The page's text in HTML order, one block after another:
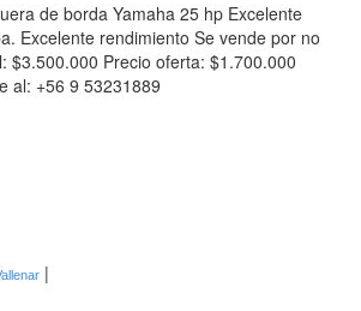
de borda Yamaha 25 hp Excelente
Excelente rendimiento Se vende por no
$3.500.000 Precio oferta: $1.700.000
al: +56 9 53231889
|